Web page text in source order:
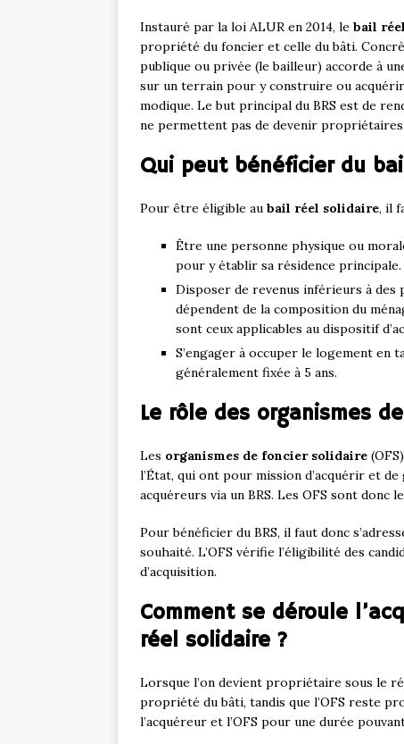
Instauré par la loi ALUR en 2014, le bail
propriété du foncier et celle du bâti.
publique ou privée (le bailleur) accorde à
sur un terrain pour y construire ou
modique. Le but principal du BRS est de
ne permettent pas de devenir propriétaires
Qui peut bénéficier du
Pour être éligible au bail réel solidaire, il
Être une personne physique ou
pour y établir sa résidence principale.
Disposer de revenus inférieurs à des
dépendent de la composition du
sont ceux applicables au dispositif
S’engager à occuper le logement en
généralement fixée à 5 ans.
Le rôle des organismes
Les organismes de foncier solidaire
l’État, qui ont pour mission d’acquérir et
acquéreurs via un BRS. Les OFS sont donc
Pour bénéficier du BRS, il faut donc
souhaité. L’OFS vérifie l’éligibilité des
d’acquisition.
Comment se déroule
réel solidaire ?
Lorsque l’on devient propriétaire sous le
propriété du bâti, tandis que l’OFS reste
l’acquéreur et l’OFS pour une durée